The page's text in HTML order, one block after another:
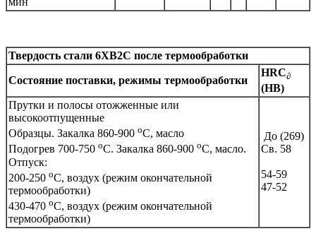
Твердость стали 6ХВ2С после термообработки
Состояние поставки, режимы термообработки
HRC∂
(НВ)
Прутки и полосы отожженные или
высокоотпущенные
Образцы. Закалка 860-900 oC, масло
Подогрев 700-750 oC. Закалка 860-900 oC, масло.
Отпуск:
200-250 oC, воздух (режим окончательной
термообработки)
430-470 oC, воздух (режим окончательной
термообработки)
До (269)
Св. 58
54-59
47-52